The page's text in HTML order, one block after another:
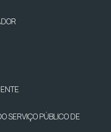
SERVIÇO PÚBLICO DE